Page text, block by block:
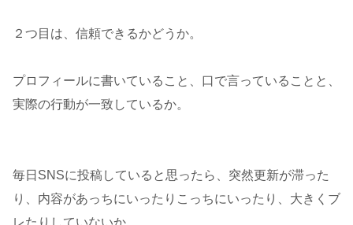
２つ目は、信頼できるかどうか。
プロフィールに書いていること、口で言っていることと、
実際の行動が一致しているか。
毎日SNSに投稿していると思ったら、突然更新が滞った
り、内容があっちにいったりこっちにいったり、大きくブ
レたりしていないか。